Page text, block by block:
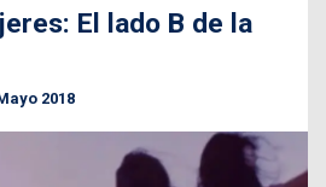
El lado B de la
2018